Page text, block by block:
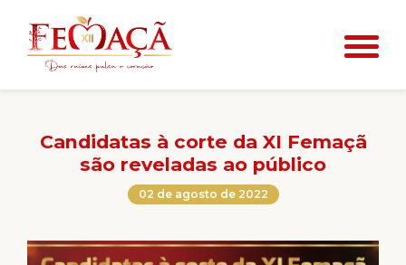
Candidatas à corte da XI Femaçã
são reveladas ao público
02 de agosto de 2022